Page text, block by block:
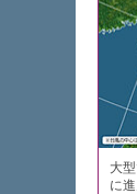
大
に